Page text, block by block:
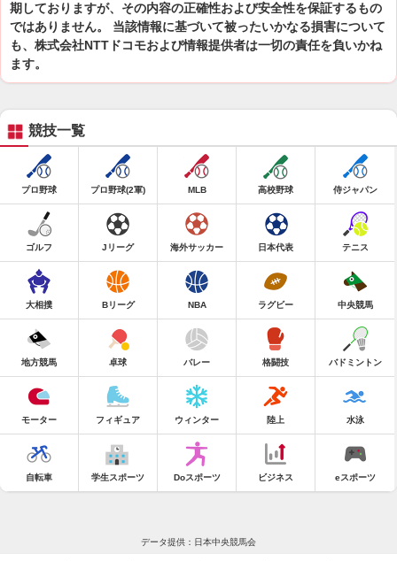
期しておりますが、その内容の正確性および安全性を保証するもの
ではありません。 当該情報に基づいて被ったいかなる損害について
も、株式会社NTTドコモおよび情報提供者は一切の責任を負いかね
ます。
競技一覧
プロ野球 プロ野球(2軍) MLB 高校野球 侍ジャパン
ゴルフ Jリーグ 海外サッカー 日本代表 テニス
大相撲 Bリーグ NBA ラグビー 中央競馬
地方競馬 卓球 バレー 格闘技 バドミントン
モーター フィギュア ウィンター 陸上 水泳
自転車 学生スポーツ Doスポーツ ビジネス eスポーツ
データ提供：日本中央競馬会